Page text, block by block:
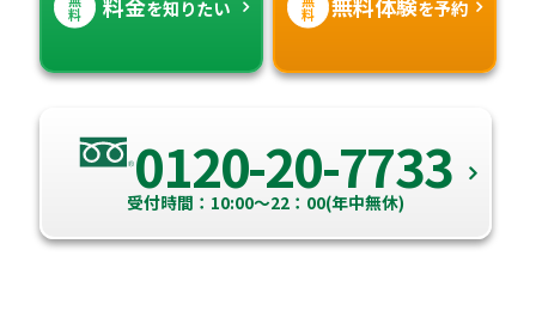
高知県
沖縄県
料 を知りたい 料 を予約
0120-20-7733
受付時間：10:00～22：00(年中無休)